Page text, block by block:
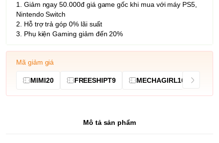
1. Giảm ngay 50.000đ giá game gốc khi mua với máy PS5,
Nintendo Switch
2. Hỗ trợ trả góp 0% lãi suất
3. Phụ kiện Gaming giảm đến 20%
Mã giảm giá
MIMI20 FREESHIPT9 MECHAGIRL10
Mô tả sản phẩm